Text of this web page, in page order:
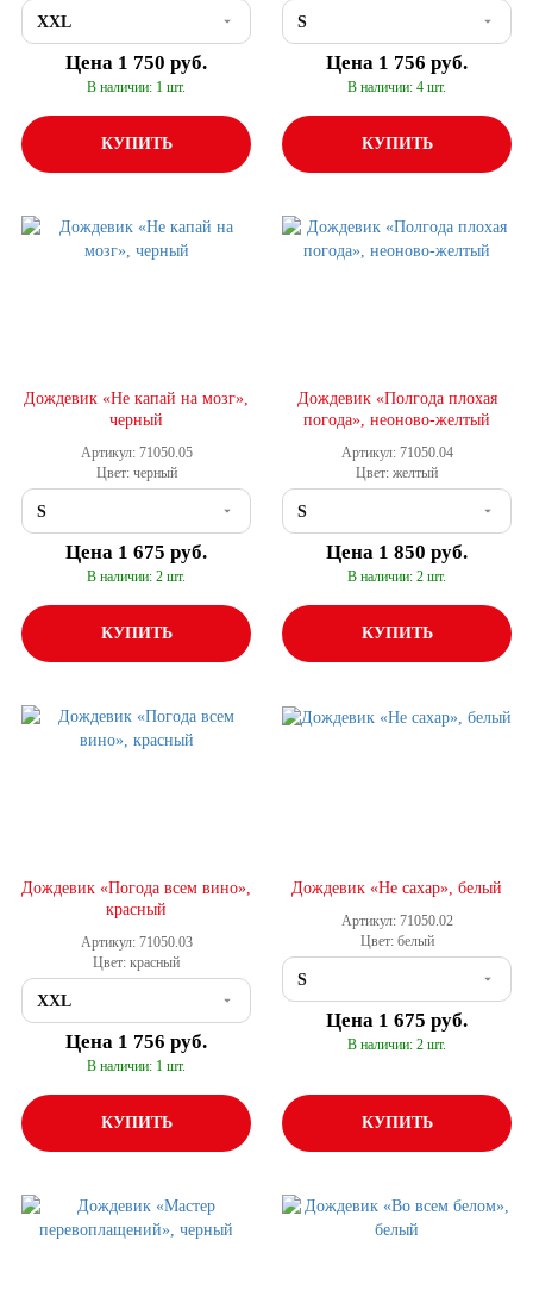
Цена 1 750 руб.
В наличии: 1 шт.
КУПИТЬ
Цена 1 756 руб.
В наличии: 4 шт.
КУПИТЬ
Дождевик «Не капай на мозг»,
черный
Артикул: 71050.05
Цвет: черный
Цена 1 675 руб.
В наличии: 2 шт.
КУПИТЬ
Дождевик «Полгода плохая
погода», неоново-желтый
Артикул: 71050.04
Цвет: желтый
Цена 1 850 руб.
В наличии: 2 шт.
КУПИТЬ
Дождевик «Погода всем вино»,
красный
Артикул: 71050.03
Цвет: красный
Цена 1 756 руб.
В наличии: 1 шт.
КУПИТЬ
Дождевик «Не сахар», белый
Артикул: 71050.02
Цвет: белый
Цена 1 675 руб.
В наличии: 2 шт.
КУПИТЬ